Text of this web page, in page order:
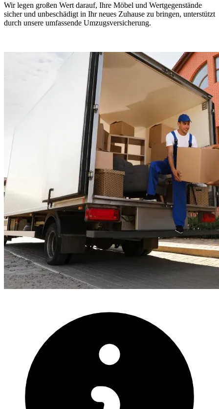
Wir legen großen Wert darauf, Ihre Möbel und Wertgegenstände
sicher und unbeschädigt in Ihr neues Zuhause zu bringen, unterstützt
durch unsere umfassende Umzugsversicherung.